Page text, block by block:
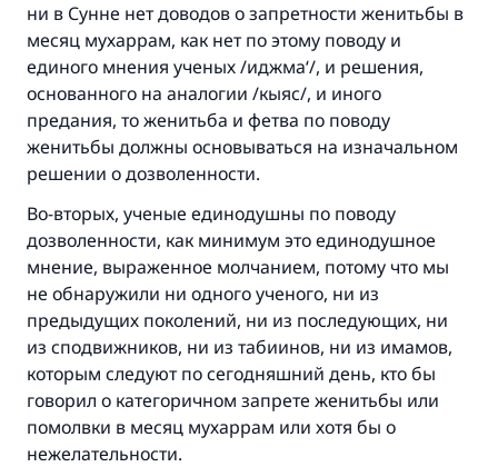
ни в Сунне нет доводов о запретности женитьбы в
месяц мухаррам, как нет по этому поводу и
единого мнения ученых /иджма‘/, и решения,
основанного на аналогии /кыяс/, и иного
предания, то женитьба и фетва по поводу
женитьбы должны основываться на изначальном
решении о дозволенности.
Во-вторых, ученые единодушны по поводу
дозволенности, как минимум это единодушное
мнение, выраженное молчанием, потому что мы
не обнаружили ни одного ученого, ни из
предыдущих поколений, ни из последующих, ни
из сподвижников, ни из табиинов, ни из имамов,
которым следуют по сегодняшний день, кто бы
говорил о категоричном запрете женитьбы или
помолвки в месяц мухаррам или хотя бы о
нежелательности.